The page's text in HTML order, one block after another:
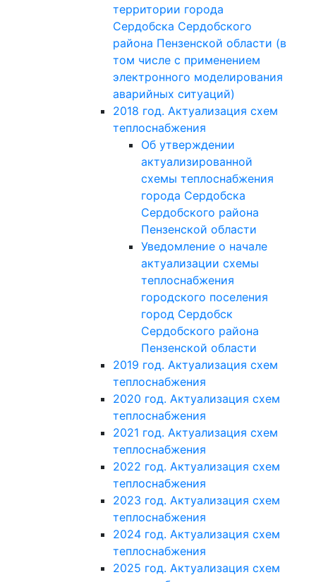
территории города
Сердобска Сердобского
района Пензенской области (в
том числе с применением
электронного моделирования
аварийных ситуаций)
2018 год. Актуализация схем
теплоснабжения
Об утверждении
актуализированной
схемы теплоснабжения
города Сердобска
Сердобского района
Пензенской области
Уведомление о начале
актуализации схемы
теплоснабжения
городского поселения
город Сердобск
Сердобского района
Пензенской области
2019 год. Актуализация схем
теплоснабжения
2020 год. Актуализация схем
теплоснабжения
2021 год. Актуализация схем
теплоснабжения
2022 год. Актуализация схем
теплоснабжения
2023 год. Актуализация схем
теплоснабжения
2024 год. Актуализация схем
теплоснабжения
2025 год. Актуализация схем